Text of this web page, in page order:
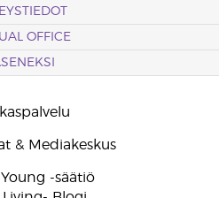
OFFICE
& Mediakeskus
Young -säätiö